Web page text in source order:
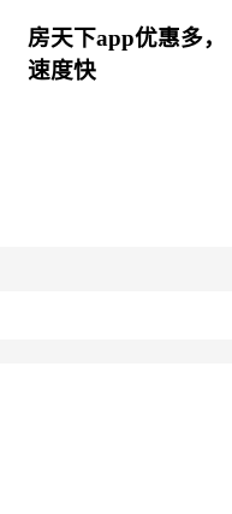
房天下app优惠多，
速度快